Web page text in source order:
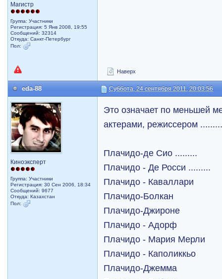
Магистр
Группа: Участники
Регистрация: 5 Янв 2008, 19:55
Сообщений: 32314
Откуда: Санкт-Петербург
Пол:
Наверх
eda-88 Суббота, 24 сентября 2011, 20:03:56
Киноэксперт
Группа: Участники
Регистрация: 30 Сен 2006, 18:34
Сообщений: 9677
Откуда: Казахстан
Пол:
Это означает по меньшей
актерами, режиссером
Плачидо-де Сио .........
Плачидо - Де Росси .........
Плачидо - Каваллари
Плачидо-Болкан
Плачидо-Джироне
Плачидо - Адорф
Плачидо - Мария Мерли
Плачидо - Каполиккьо
Плачидо-Джемма